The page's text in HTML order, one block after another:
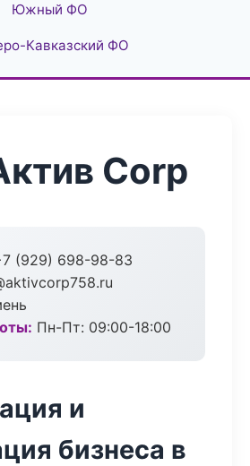
Южный ФО
Кавказский ФО
Corp
(929) 698-98-83
Пн-Пт: 09:00-18:00
и
бизнеса в